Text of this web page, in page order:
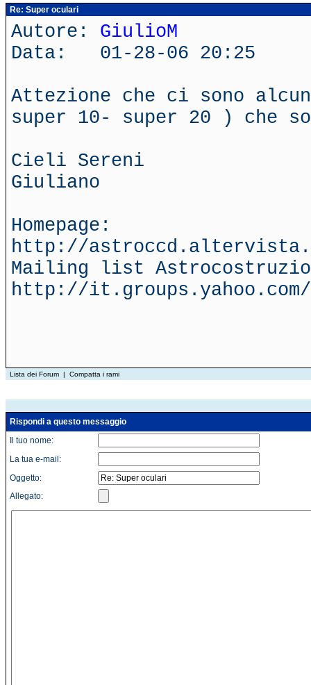
Re: Super oculari
Autore: GiulioM
Data: 01-28-06 20:25
Attezione che ci sono
super 10- super 20 ) che
Cieli Sereni
Giuliano
Homepage:
http://
Mailing list
http://
Lista dei Forum | Compatta i rami
Rispondi a questo messaggio
Il tuo nome:
La tua e-mail:
Oggetto:
Allegato: